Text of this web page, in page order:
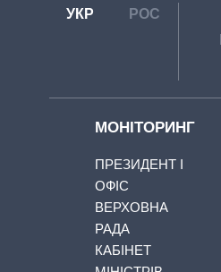
УКР РОС
МОНІТОРИНГ
ПРЕЗИДЕНТ І
ОФІС
ВЕРХОВНА
РАДА
КАБІНЕТ